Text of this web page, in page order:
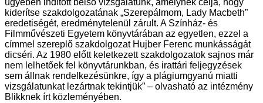
ügyében indított belső vizsgálatunk, amelynek célja, hogy
kiderítse szakdolgozatának „Szerepálmom, Lady Macbeth”
eredetiségét, eredménytelenül zárult. A Színház- és
Filmművészeti Egyetem könyvtárában az egyetlen, ezzel a
címmel szereplő szakdolgozat Hujber Ferenc munkásságát
dicséri. Az 1980 előtt keletkezett szakdolgozatok sajnos már
nem lelhetőek fel könyvtárunkban, és irattári feljegyzések
sem állnak rendelkezésünkre, így a plágiumgyanú miatti
vizsgálatunkat lezártnak tekintjük” – olvasható az intézmény
Blikknek írt közleményében.